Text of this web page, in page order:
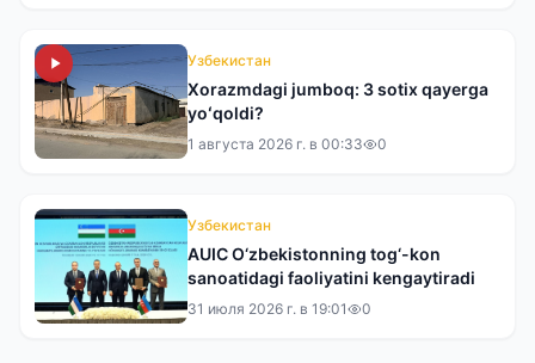
Узбекистан
Xorazmdagi jumboq: 3 sotix qayerga
yoʻqoldi?
1 августа 2026 г. в 00:33 0
Узбекистан
AUIC O‘zbekistonning tog‘-kon
sanoatidagi faoliyatini kengaytiradi
31 июля 2026 г. в 19:01 0